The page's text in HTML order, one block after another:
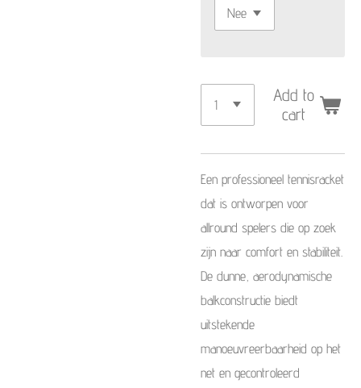
Add to
cart
Een professioneel tennisracket
dat is ontworpen voor
allround spelers die op zoek
zijn naar comfort en stabiliteit.
De dunne, aerodynamische
balkconstructie biedt
uitstekende
manoeuvreerbaarheid op het
net en gecontroleerd